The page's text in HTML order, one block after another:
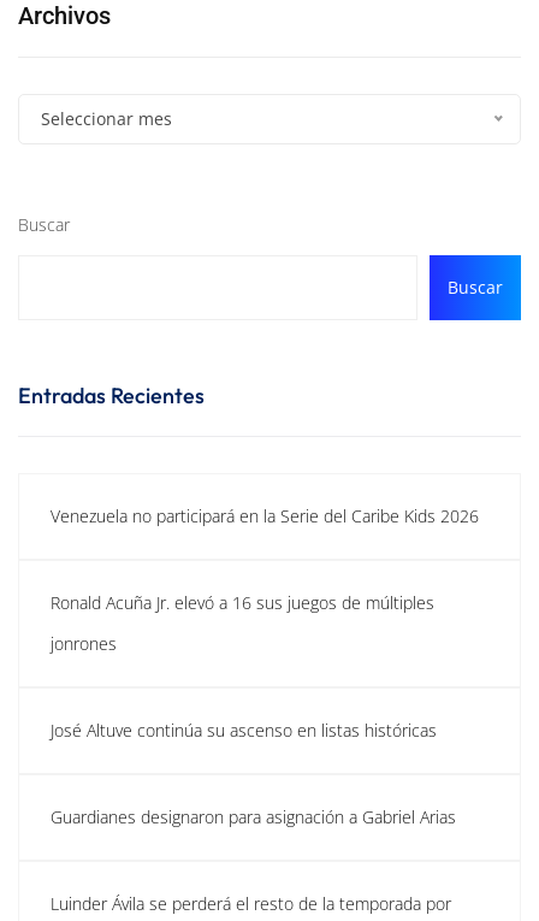
Archivos
Seleccionar mes
Buscar
Buscar
Entradas Recientes
Venezuela no participará en la Serie del Caribe Kids 2026
Ronald Acuña Jr. elevó a 16 sus juegos de múltiples
jonrones
José Altuve continúa su ascenso en listas históricas
Guardianes designaron para asignación a Gabriel Arias
Luinder Ávila se perderá el resto de la temporada por